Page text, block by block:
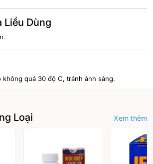
Liều Dùng
không quá 30 độ C, tránh ánh sáng.
Loại Xem thêm